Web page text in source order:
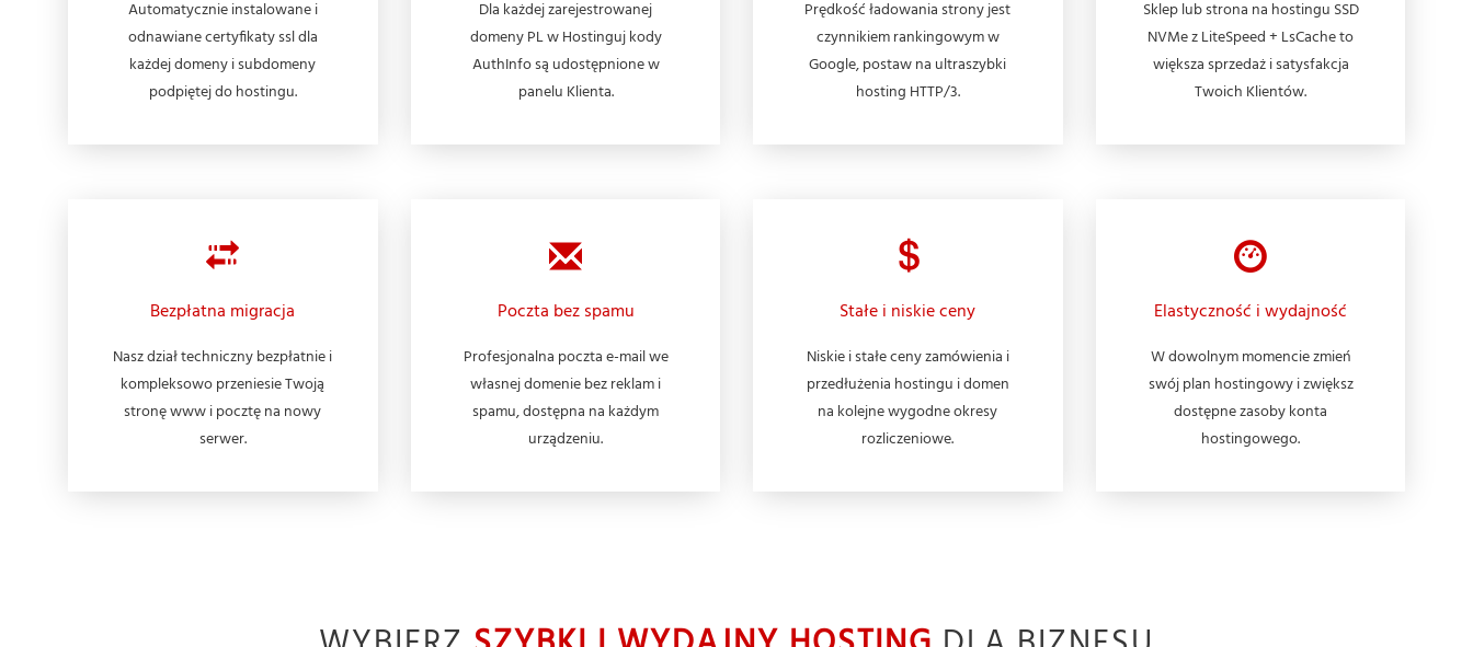
Automatycznie instalowane i
odnawiane certyfikaty ssl dla
każdej domeny i subdomeny
podpiętej do hostingu.
Dla każdej zarejestrowanej
domeny PL w Hostinguj kody
AuthInfo są udostępnione w
panelu Klienta.
Prędkość ładowania strony jest
czynnikiem rankingowym w
Google, postaw na ultraszybki
hosting HTTP/3.
Sklep lub strona na hostingu SSD
NVMe z LiteSpeed + LsCache to
większa sprzedaż i satysfakcja
Twoich Klientów.
Bezpłatna migracja
Nasz dział techniczny bezpłatnie i
kompleksowo przeniesie Twoją
stronę www i pocztę na nowy
serwer.
Poczta bez spamu
Profesjonalna poczta e-mail we
własnej domenie bez reklam i
spamu, dostępna na każdym
urządzeniu.
Stałe i niskie ceny
Niskie i stałe ceny zamówienia i
przedłużenia hostingu i domen
na kolejne wygodne okresy
rozliczeniowe.
Elastyczność i wydajność
W dowolnym momencie zmień
swój plan hostingowy i zwiększ
dostępne zasoby konta
hostingowego.